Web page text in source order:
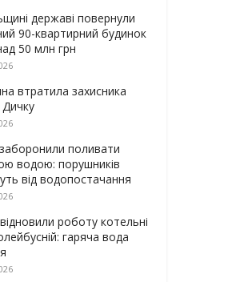
державі повернули
90-квартирний будинок
50 млн грн
втратила захисника
поливати
водою: порушників
від водопостачання
роботу котельні
гаряча вода